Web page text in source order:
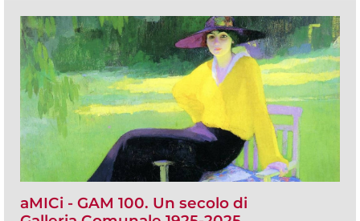
aMICi - GAM 100. Un secolo di